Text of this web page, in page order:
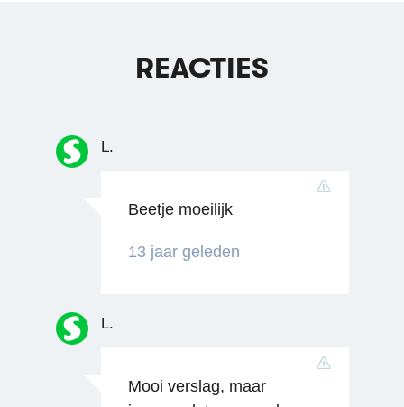
REACTIES
L.
Beetje moeilijk
13 jaar geleden
L.
Mooi verslag, maar